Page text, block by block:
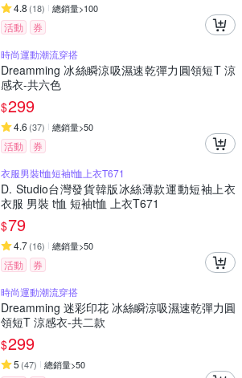
4.8 (18) 總銷量>100
活動
券
時尚運動潮流穿搭
Dreamming 冰絲瞬涼吸濕速乾彈力圓領短T 涼
感衣-共六色
$299
4.6 (37) 總銷量>50
活動
券
衣服男裝t恤短袖t恤上衣T671
D. Studio台灣發貨韓版冰絲薄款運動短袖上衣
衣服 男裝 t恤 短袖t恤 上衣T671
$79
4.7(16) 總銷量>50
活動
券
時尚運動潮流穿搭
Dreamming 迷彩印花 冰絲瞬涼吸濕速乾彈力圓
領短T 涼感衣-共二款
$299
5 (47) 總銷量>50